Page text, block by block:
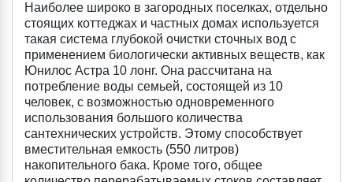
Наиболее широко в загородных поселках, отдельно
стоящих коттеджах и частных домах используется
такая система глубокой очистки сточных вод с
применением биологически активных веществ, как
Юнилос Астра 10 лонг. Она рассчитана на
потребление воды семьей, состоящей из 10
человек, с возможностью одновременного
использования большого количества
сантехнических устройств. Этому способствует
вместительная емкость (550 литров)
накопительного бака. Кроме того, общее